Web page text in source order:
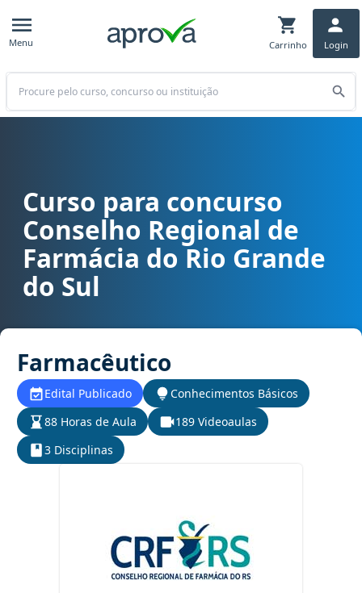
Menu Carrinho Login
Buscar
Curso para concurso CRF RS - Conselho Regional de Farmácia
Curso para concurso
Conselho Regional de
Farmácia do Rio Grande
do Sul
Farmacêutico
Edital Publicado
Conhecimentos Básicos
88 Horas de Aula
189 Videoaulas
3 Disciplinas